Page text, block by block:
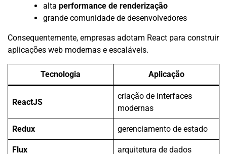
alta performance de renderização
grande comunidade de desenvolvedores
Consequentemente, empresas adotam React para construir
aplicações web modernas e escaláveis.
Tecnologia Aplicação
ReactJS
criação de interfaces
modernas
Redux gerenciamento de estado
Flux arquitetura de dados